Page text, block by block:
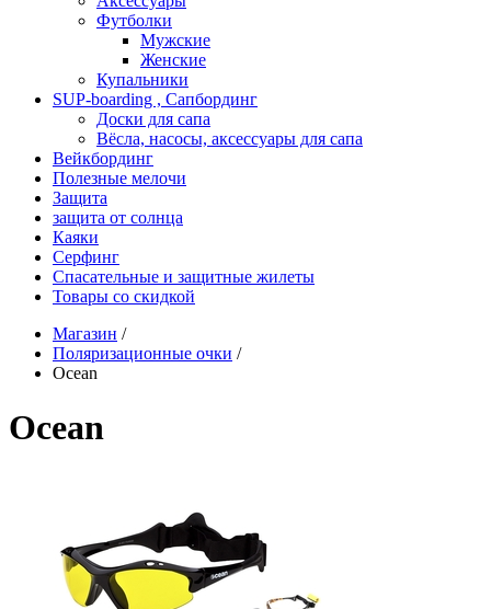
Футболки
Мужские
Женские
Купальники
SUP-boarding , Сапбординг
Доски для сапа
Вёсла, насосы, аксессуары для сапа
Вейкбординг
Полезные мелочи
Защита
защита от солнца
Каяки
Серфинг
Спасательные и защитные жилеты
Товары со скидкой
Магазин /
Поляризационные очки /
Ocean
Ocean